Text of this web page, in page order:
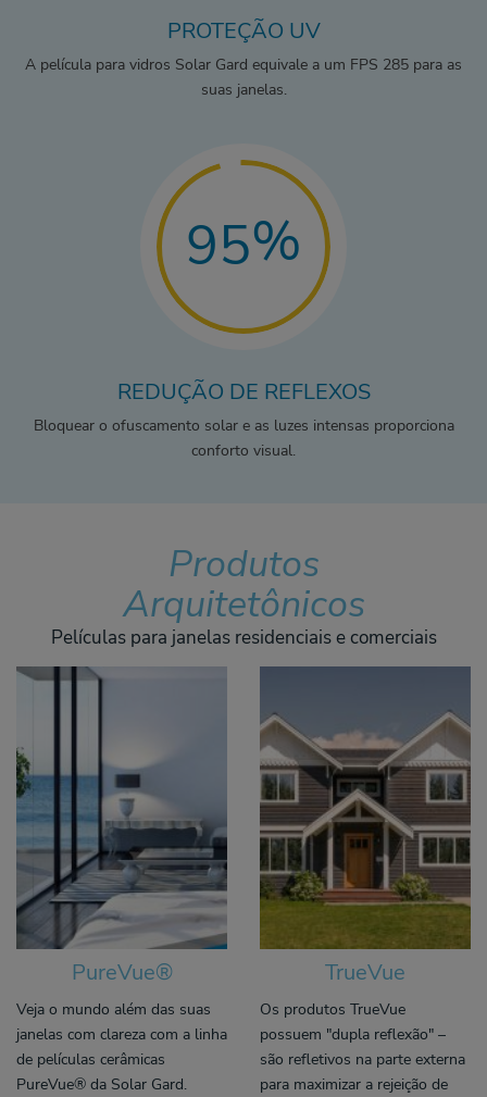
PROTEÇÃO UV
A película para vidros Solar Gard equivale a um FPS 285 para as
suas janelas.
95%
REDUÇÃO DE REFLEXOS
Bloquear o ofuscamento solar e as luzes intensas proporciona
conforto visual.
Produtos
Arquitetônicos
Películas para janelas residenciais e comerciais
PureVue®
Veja o mundo além das suas
janelas com clareza com a linha
de películas cerâmicas
PureVue® da Solar Gard.
TrueVue
Os produtos TrueVue
possuem "dupla reflexão" –
são refletivos na parte externa
para maximizar a rejeição de